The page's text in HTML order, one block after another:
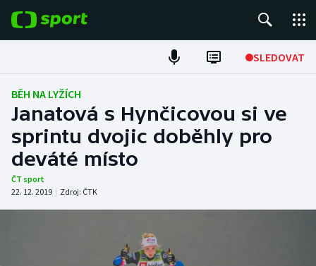
SLEDOVAT
Fotbal
Hokej
Tenis
Atletika
BĚH NA LYŽÍCH
Janatová s Hynčicovou si ve
sprintu dvojic doběhly pro
deváté místo
ČT sport
22. 12. 2019 | Zdroj: ČTK